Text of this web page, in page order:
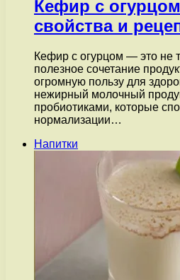
Кефир с
свойства и
Кефир с огурцом — это не
полезное сочетание
огромную пользу для
нежирный молочный
пробиотиками, которые
нормализации…
Напитки